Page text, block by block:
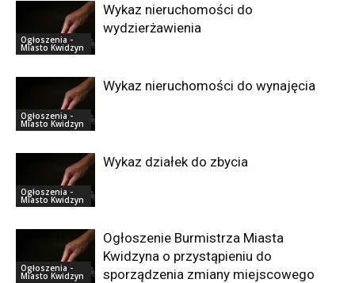
Ogłoszenia -
Miasto Kwidzyn
Wykaz nieruchomości do
wydzierżawienia
Ogłoszenia -
Miasto Kwidzyn
Wykaz nieruchomości do wynajęcia
Ogłoszenia -
Miasto Kwidzyn
Wykaz działek do zbycia
Ogłoszenia -
Miasto Kwidzyn
Ogłoszenie Burmistrza Miasta
Kwidzyna o przystąpieniu do
sporządzenia zmiany miejscowego